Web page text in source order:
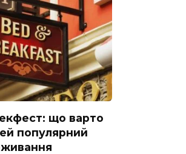
що варто
популярний